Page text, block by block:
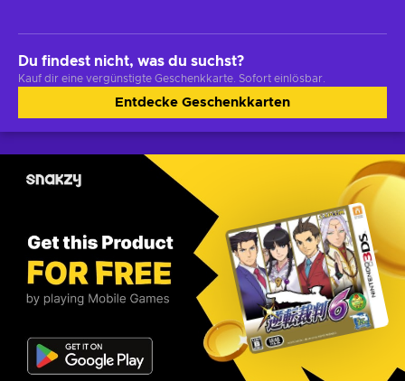
Du findest nicht, was du suchst?
Kauf dir eine vergünstigte Geschenkkarte. Sofort einlösbar.
Entdecke Geschenkkarten